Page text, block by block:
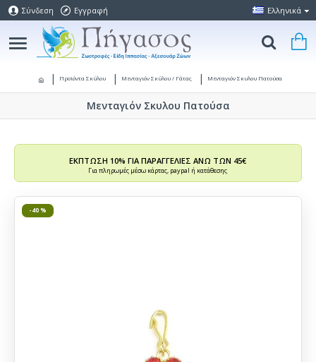
Σύνδεση Εγγραφή Ελληνικά
Προϊόντα Σκύλου Μενταγιόν Σκύλου / Γάτας Μενταγιόν Σκυλου Πατούσα
Μενταγιόν Σκυλου Πατούσα
ΕΚΠΤΩΣΗ 10% ΓΙΑ ΠΑΡΑΓΓΕΛΙΕΣ ΑΝΩ ΤΩΝ 45€
Για πληρωμές μέσω κάρτας, paypal ή κατάθεσης
-40 %